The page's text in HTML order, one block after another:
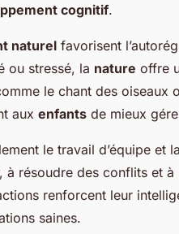
cognitif.
naturel favorisent
ou stressé, la nature offre
le chant des oiseaux
aux enfants de mieux
le travail d’équipe et
à résoudre des conflits et à
renforcent leur
saines.